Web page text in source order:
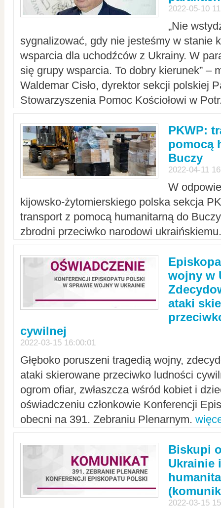
2022-05-10
„Nie
sygnalizować, gdy nie jesteśmy w stanie
wsparcia dla uchodźców z Ukrainy. W
się grupy wsparcia. To dobry kierunek” –
Waldemar Cisło, dyrektor sekcji polskiej
Stowarzyszenia Pomoc Kościołowi w
PKWP:
pomocą
Buczy
2022-04-11
W
kijowsko-żytomierskiego polska sekcja
transport z pomocą humanitarną do
zbrodni przeciwko narodowi
wojny w
ataki
cywilnej
2022-03-15 16:00:01
Głęboko poruszeni tragedią wojny,
ataki skierowane przeciwko ludności
ogrom ofiar, zwłaszcza wśród kobiet i
oświadczeniu członkowie Konferencji
obecni na 391. Zebraniu Plenarnym.
Biskupi
Ukrainie
2022-03-15